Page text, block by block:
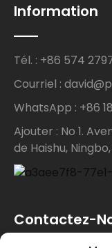
Information
Tél. : +86 574
Courriel :
WhatsApp : +86
Ajouter : No 1.
de Haishu,
Contactez-